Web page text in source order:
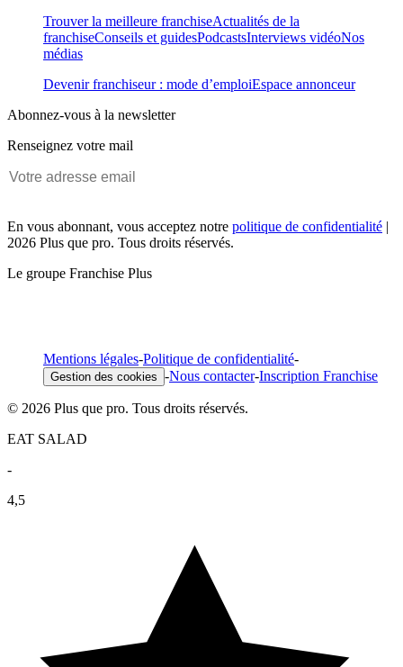
Trouver la meilleure franchiseActualités de la
franchiseConseils et guidesPodcastsInterviews vidéoNos
médias
Devenir franchiseur : mode d’emploiEspace annonceur
Abonnez-vous à la newsletter
Renseignez votre mail
En vous abonnant, vous acceptez notre politique de confidentialité |
2026 Plus que pro. Tous droits réservés.
Le groupe Franchise Plus
Mentions légales-Politique de confidentialité-
Gestion des cookies -Nous contacter-Inscription Franchise
© 2026 Plus que pro. Tous droits réservés.
EAT SALAD
-
4,5